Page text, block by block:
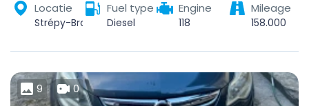
Locatie Fuel type
Diesel
Engine
118
Mileage
158.000
9 0